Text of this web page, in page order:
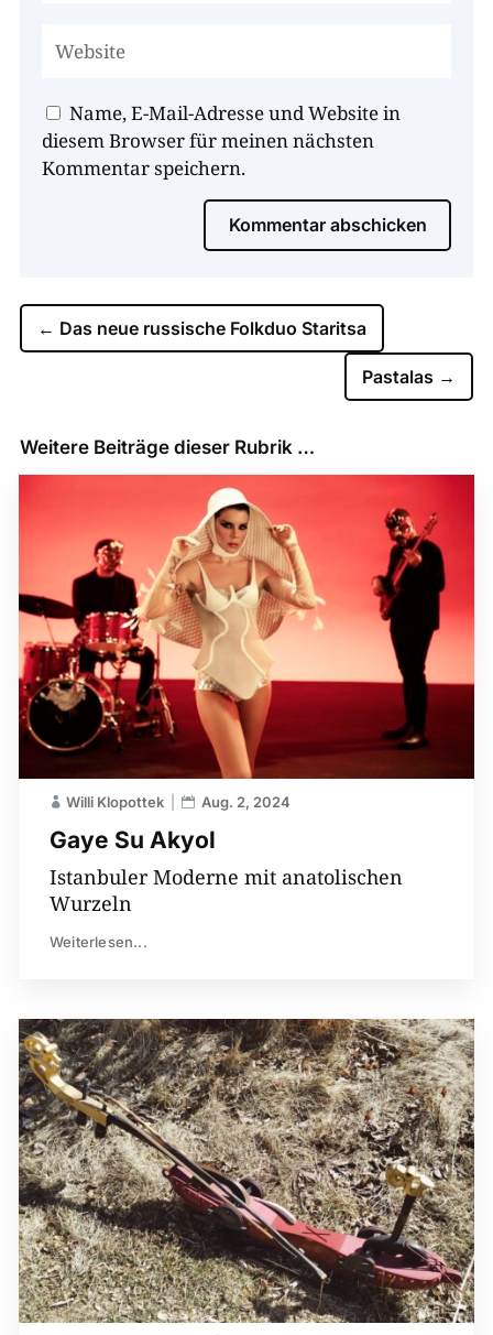
Name, E-Mail-Adresse und Website in
diesem Browser für meinen nächsten
Kommentar speichern.
Kommentar abschicken
← Das neue russische Folkduo Staritsa
Pastalas →
Weitere Beiträge dieser Rubrik …
Gaye Su Akyol
Willi Klopottek Aug. 2, 2024
Istanbuler Moderne mit anatolischen
Wurzeln
Weiterlesen...